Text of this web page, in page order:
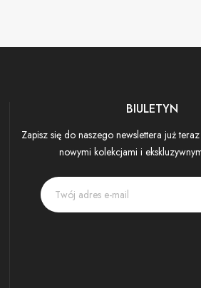
BIULETYN
Zapisz się do naszego newslettera już
nowymi kolekcjami i